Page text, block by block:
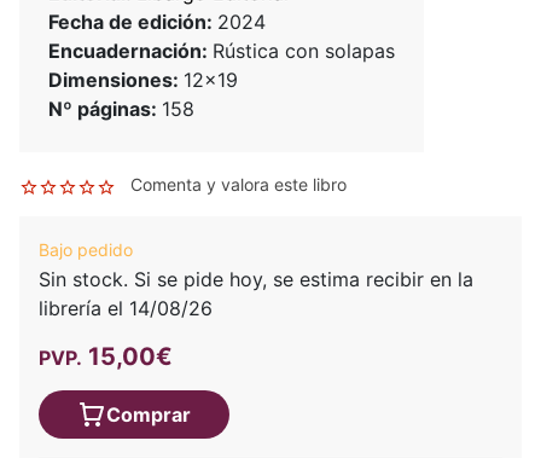
Fecha de edición: 2024
Encuadernación: Rústica con solapas
Dimensiones: 12x19
Nº páginas: 158
Comenta y valora este libro
Bajo pedido
Sin stock. Si se pide hoy, se estima recibir en la
librería el 14/08/26
PVP. 15,00€
Comprar